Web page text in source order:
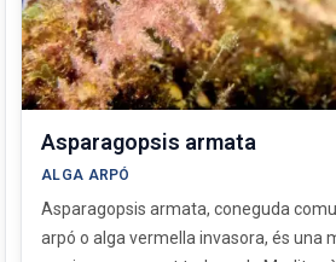
Asparagopsis armata
ALGA ARPÓ
Asparagopsis armata, coneguda
arpó o alga vermella invasora, és una